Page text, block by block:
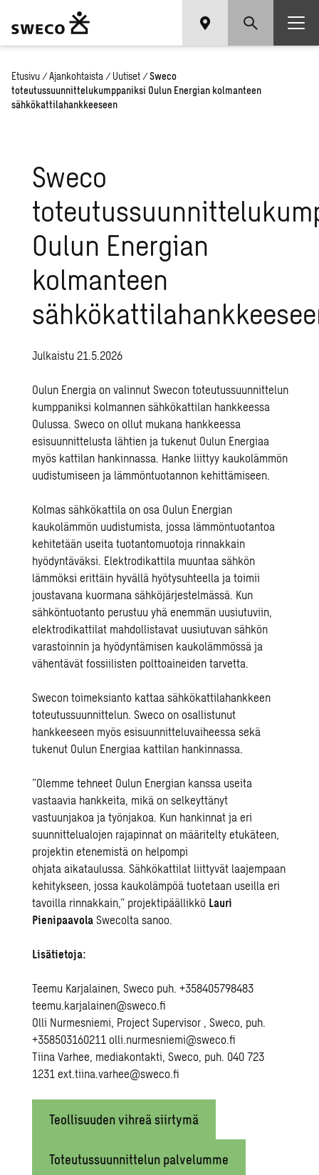
Etusivu / Ajankohtaista / Uutiset / Sweco
toteutussuunnittelukumppaniksi Oulun Energian kolmanteen
sähkökattilahankkeeseen
Sweco
Oulun Energian
kolmanteen
Julkaistu 21.5.2026
Oulun Energia on valinnut Swecon toteutussuunnittelun
kumppaniksi kolmannen sähkökattilan hankkeessa
Oulussa. Sweco on ollut mukana hankkeessa
esisuunnittelusta lähtien ja tukenut Oulun Energiaa
myös kattilan hankinnassa. Hanke liittyy kaukolämmön
uudistumiseen ja lämmöntuotannon kehittämiseen.
Kolmas sähkökattila on osa Oulun Energian
kaukolämmön uudistumista, jossa lämmöntuotantoa
kehitetään useita tuotantomuotoja rinnakkain
hyödyntäväksi. Elektrodikattila muuntaa sähkön
lämmöksi erittäin hyvällä hyötysuhteella ja toimii
joustavana kuormana sähköjärjestelmässä. Kun
sähköntuotanto perustuu yhä enemmän uusiutuviin,
elektrodikattilat mahdollistavat uusiutuvan sähkön
varastoinnin ja hyödyntämisen kaukolämmössä ja
vähentävät fossiilisten polttoaineiden tarvetta.
Swecon toimeksianto kattaa sähkökattilahankkeen
toteutussuunnittelun. Sweco on osallistunut
hankkeeseen myös esisuunnitteluvaiheessa sekä
tukenut Oulun Energiaa kattilan hankinnassa.
”Olemme tehneet Oulun Energian kanssa useita
vastaavia hankkeita, mikä on selkeyttänyt
vastuunjakoa ja työnjakoa. Kun hankinnat ja eri
suunnittelualojen rajapinnat on määritelty etukäteen,
projektin etenemistä on helpompi
ohjata aikataulussa. Sähkökattilat liittyvät laajempaan
kehitykseen, jossa kaukolämpöä tuotetaan useilla eri
tavoilla rinnakkain,” projektipäällikkö Lauri
PienipaavolaSwecolta sanoo.
Lisätietoja:
Teemu Karjalainen, Sweco puh. +358405798483
teemu.karjalainen@sweco.fi
Olli Nurmesniemi, Project Supervisor , Sweco, puh.
+358503160211 olli.nurmesniemi@sweco.fi
Tiina Varhee, mediakontakti, Sweco, puh. 040 723
1231 ext.tiina.varhee@sweco.fi
Teollisuuden vihreä siirtymä
Toteutussuunnittelun palvelumme